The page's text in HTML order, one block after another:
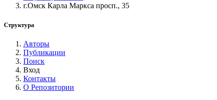
г.Омск Карла Маркса просп., 35
Структура
Авторы
Публикации
Поиск
Вход
Контакты
О Репозитории